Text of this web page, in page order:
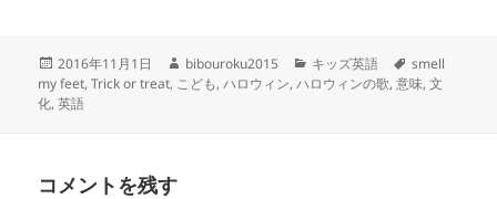
投
稿
日:
2016年11月1日
作
成
bibouroku2015
カ
テ
キッズ英語
タ
グ
smell
my feet,Trick or treat, こども,ハロウィン,ハロウィンの歌,意味,文
化,英語
コメントを残す